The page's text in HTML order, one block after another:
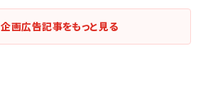
企画広告記事をもっと見る